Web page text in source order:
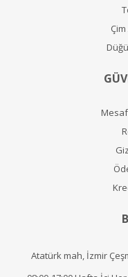
Atatürk mah, İzmir